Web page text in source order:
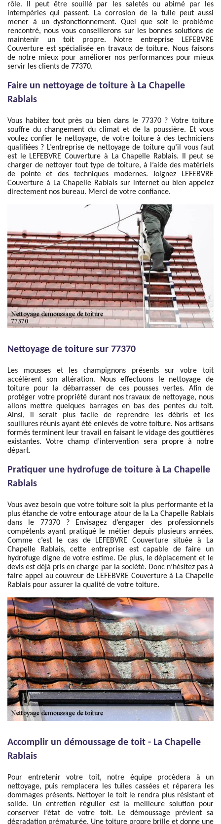
rôle. Il peut être souillé par les saletés ou abimé par les
intempéries qui passent. La corrosion de la tuile peut aussi
mener à un dysfonctionnement. Quel que soit le problème
rencontré, nous vous conseillerons sur les bonnes solutions de
maintenir un toit propre. Notre entreprise LEFEBVRE
Couverture est spécialisée en travaux de toiture. Nous faisons
de notre mieux pour améliorer nos performances pour mieux
servir les clients de 77370.
Faire un nettoyage de toiture à La Chapelle
Rablais
Vous habitez tout près ou bien dans le 77370 ? Votre toiture
souffre du changement du climat et de la poussière. Et vous
voulez confier le nettoyage, de votre toiture à des techniciens
qualifiées ? L’entreprise de nettoyage de toiture qu’il vous faut
est le LEFEBVRE Couverture à La Chapelle Rablais. Il peut se
charger de nettoyer tout type de toiture, à l’aide des matériels
de pointe et des techniques modernes. Joignez LEFEBVRE
Couverture à La Chapelle Rablais sur internet ou bien appelez
directement nos bureau. Merci de votre confiance.
Nettoyage de toiture sur 77370
Les mousses et les champignons présents sur votre toit
accélèrent son altération. Nous effectuons le nettoyage de
toiture pour la débarrasser de ces pousses vertes. Afin de
protéger votre propriété durant nos travaux de nettoyage, nous
allons mettre quelques barrages en bas des pentes du toit.
Ainsi, il serait plus facile de reprendre les débris et les
souillures réunis ayant été enlevés de votre toiture. Nos artisans
formés terminent leur travail en faisant le vidage des gouttières
existantes. Votre champ d’intervention sera propre à notre
départ.
Pratiquer une hydrofuge de toiture à La Chapelle
Rablais
Vous avez besoin que votre toiture soit la plus performante et la
plus étanche de votre entourage atour de la La Chapelle Rablais
dans le 77370 ? Envisagez d’engager des professionnels
compétents ayant pratiqué le métier depuis plusieurs années.
Comme c’est le cas de LEFEBVRE Couverture située à La
Chapelle Rablais, cette entreprise est capable de faire un
hydrofuge digne de votre estime. De plus, le déplacement et le
devis est déjà pris en charge par la société. Donc n’hésitez pas à
faire appel au couvreur de LEFEBVRE Couverture à La Chapelle
Rablais pour assurer la qualité de votre toiture.
Accomplir un démoussage de toit - La Chapelle
Rablais
Pour entretenir votre toit, notre équipe procèdera à un
nettoyage, puis remplacera les tuiles cassées et réparera les
dommages présents. Nettoyer le toit le rendra plus résistant et
solide. Un entretien régulier est la meilleure solution pour
conserver l’état de votre toit. Le démoussage prévient sa
dégradation prématurée. Une toiture propre brille et donne une